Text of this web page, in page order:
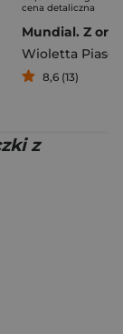
cena detaliczna
Wioletta
8,6 (13)
z